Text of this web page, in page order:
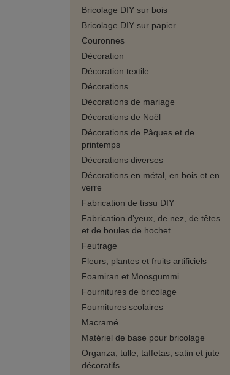
Bricolage DIY sur bois
Bricolage DIY sur papier
Couronnes
Décoration
Décoration textile
Décorations
Décorations de mariage
Décorations de Noël
Décorations de Pâques et de
printemps
Décorations diverses
Décorations en métal, en bois et en
verre
Fabrication de tissu DIY
Fabrication d’yeux, de nez, de têtes
et de boules de hochet
Feutrage
Fleurs, plantes et fruits artificiels
Foamiran et Moosgummi
Fournitures de bricolage
Fournitures scolaires
Macramé
Matériel de base pour bricolage
Organza, tulle, taffetas, satin et jute
décoratifs